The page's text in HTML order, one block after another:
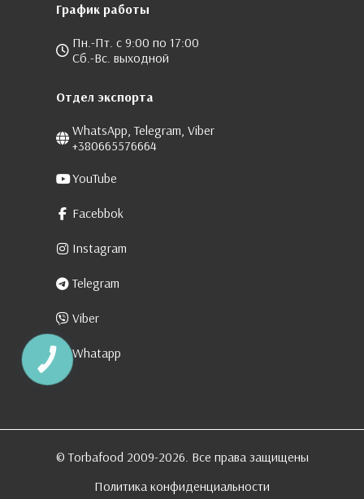
График работы
Пн.-Пт. с 9:00 по 17:00
Сб.-Вс. выходной
Отдел экспорта
WhatsApp, Telegram, Viber
+380665576664
YouTube
Facebbok
Instagram
Telegram
Viber
Whatapp
© Torbafood 2009-2026. Все права защищены
Политика конфиденциальности
КНОПКА
ЗВ'ЯЗКУ